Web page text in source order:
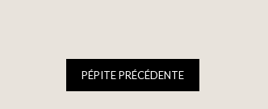
PÉPITE PRÉCÉDENTE